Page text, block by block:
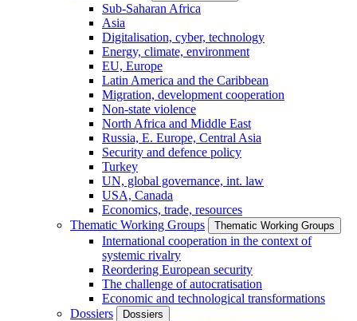
Sub-Saharan Africa
Asia
Digitalisation, cyber, technology
Energy, climate, environment
EU, Europe
Latin America and the Caribbean
Migration, development cooperation
Non-state violence
North Africa and Middle East
Russia, E. Europe, Central Asia
Security and defence policy
Turkey
UN, global governance, int. law
USA, Canada
Economics, trade, resources
Thematic Working Groups
Thematic Working Groups
International cooperation in the context of
systemic rivalry
Reordering European security
The challenge of autocratisation
Economic and technological transformations
Dossiers
Dossiers